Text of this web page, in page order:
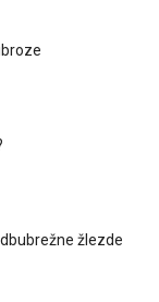
žlezde